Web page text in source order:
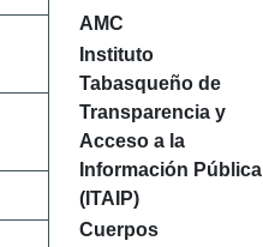
AMC
Instituto
Tabasqueño de
Transparencia y
Acceso a la
Información Pública
(ITAIP)
Cuerpos